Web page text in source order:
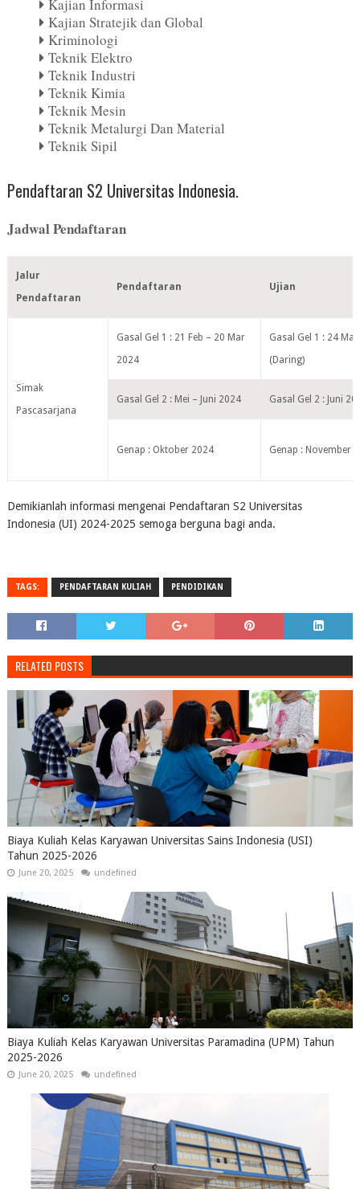
Kajian Informasi
Kajian Stratejik dan Global
Kriminologi
Teknik Elektro
Teknik Industri
Teknik Kimia
Teknik Mesin
Teknik Metalurgi Dan Material
Teknik Sipil
Pendaftaran S2 Universitas Indonesia.
Jadwal Pendaftaran
Jalur
Pendaftaran
Pendaftaran Ujian
Simak
Pascasarjana
Gasal Gel 1 : 21 Feb – 20 Mar
2024
Gasal Gel 1 : 24
(Daring)
Gasal Gel 2 : Mei – Juni 2024 Gasal Gel 2 : Juni
Genap : Oktober 2024 Genap : November
Demikianlah informasi mengenai Pendaftaran S2 Universitas
Indonesia (UI) 2024-2025 semoga berguna bagi anda.
TAGS: PENDAFTARAN KULIAH PENDIDIKAN
RELATED POSTS
Biaya Kuliah Kelas Karyawan Universitas Sains Indonesia (USI)
Tahun 2025-2026
June 20, 2025 undefined
Biaya Kuliah Kelas Karyawan Universitas Paramadina (UPM) Tahun
2025-2026
June 20, 2025 undefined